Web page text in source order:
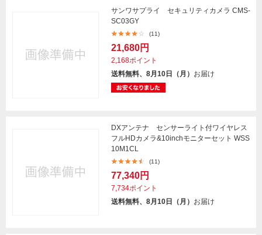
サンワサプライ セキュリティカメラ CMS-
SC03GY
(11)
21,680円
2,168ポイント
送料無料、8月10日（月） お届け
DXアンテナ センサーライト付ワイヤレス
フルHDカメラ&10inchモニターセット WSS
10M1CL
(11)
77,340円
7,734ポイント
送料無料、8月10日（月） お届け